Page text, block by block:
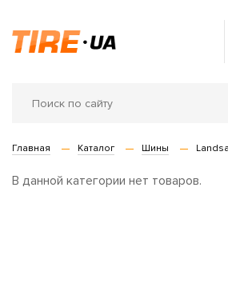
Главная Каталог Шины
В данной категории нет товаров.